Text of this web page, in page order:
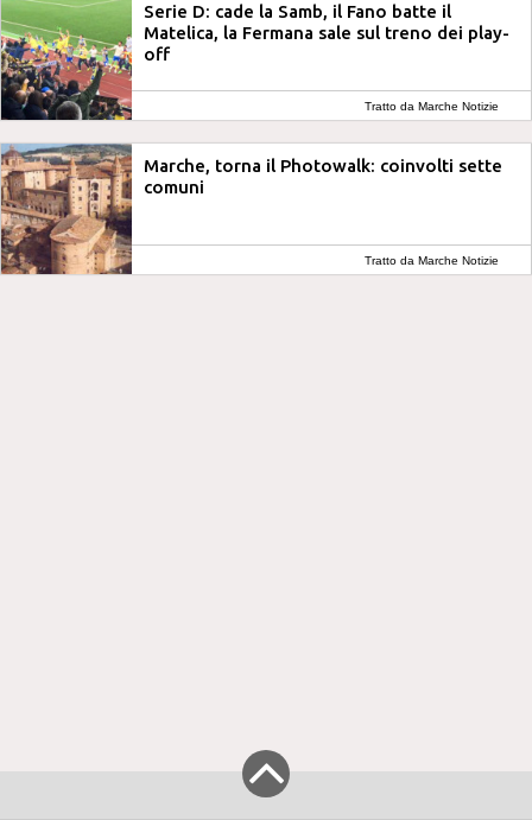
Serie D: cade la Samb, il Fano batte il
Matelica, la Fermana sale sul treno dei play-
off
Tratto da Marche Notizie
Marche, torna il Photowalk: coinvolti sette
comuni
Tratto da Marche Notizie